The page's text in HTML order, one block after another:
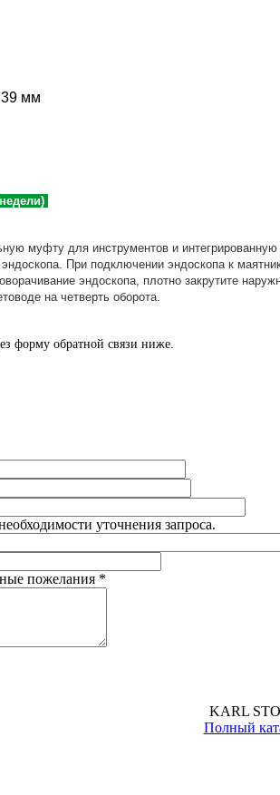
мм
муфту для инструментов и
При подключении эндоскопа к
эндоскопа, плотно закрутите
на четверть оборота.
форму обратной связи ниже.
уточнения запроса.
пожелания *
KARL
Полный